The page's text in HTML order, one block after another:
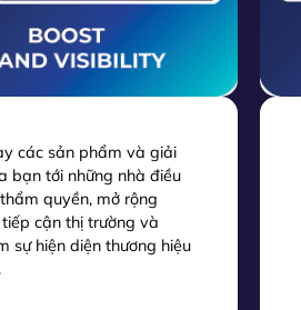
các sản phẩm và giải
bạn tới những nhà điều
quyền, mở rộng
cận thị trường và
sự hiện diện thương hiệu